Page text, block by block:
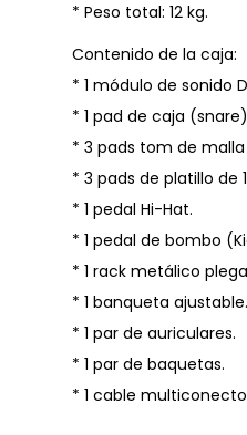
* Peso total: 12 kg.
Contenido de la caja:
* 1 módulo de sonido
* 1 pad de caja
* 3 pads tom de malla
* 3 pads de platillo de
* 1 pedal Hi-Hat.
* 1 pedal de bombo
* 1 rack metálico
* 1 banqueta ajustable.
* 1 par de auriculares.
* 1 par de baquetas.
* 1 cable